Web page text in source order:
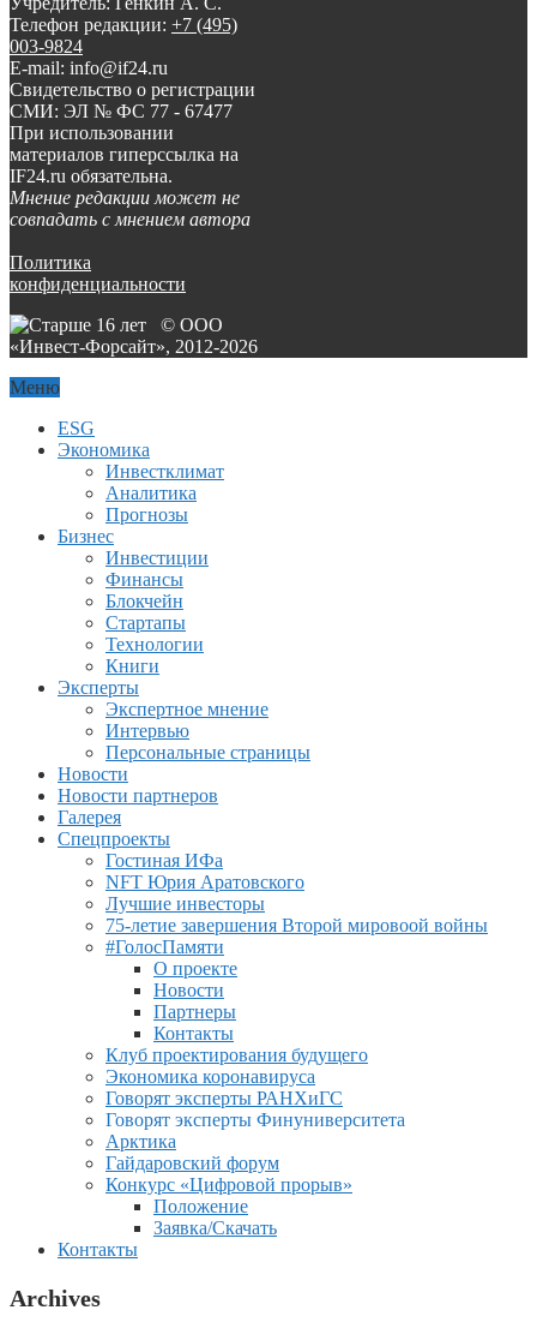
Телефон редакции: +7 (495)
003-9824
E-mail: info@if24.ru
Свидетельство о регистрации
СМИ: ЭЛ № ФС 77 - 67477
При использовании
материалов гиперссылка на
IF24.ru обязательна.
Мнение редакции может не
совпадать с мнением автора
Политика
конфиденциальности
© ООО
«Инвест-Форсайт», 2012-2026
Меню
ESG
Экономика
Инвестклимат
Аналитика
Прогнозы
Бизнес
Инвестиции
Финансы
Блокчейн
Стартапы
Технологии
Книги
Эксперты
Экспертное мнение
Интервью
Персональные страницы
Новости
Новости партнеров
Галерея
Спецпроекты
Гостиная ИФа
NFT Юрия Аратовского
Лучшие инвесторы
75-летие завершения Второй мировоой войны
#ГолосПамяти
О проекте
Новости
Партнеры
Контакты
Клуб проектирования будущего
Экономика коронавируса
Говорят эксперты РАНХиГС
Говорят эксперты Финуниверситета
Арктика
Гайдаровский форум
Конкурс «Цифровой прорыв»
Положение
Заявка/Скачать
Контакты
Archives